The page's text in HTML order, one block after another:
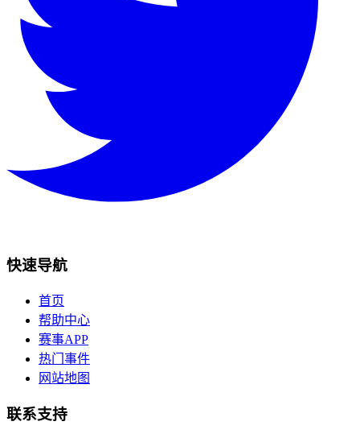
快速导航
首页
帮助中心
赛事APP
热门事件
网站地图
联系支持